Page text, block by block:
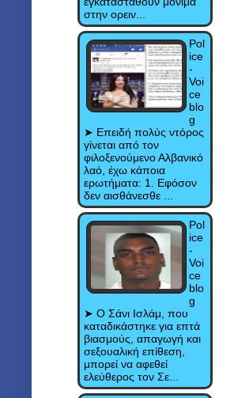
στην ορειν...
Pol
ice
-
Voi
ce
blo
g
➤ Επειδή πολύς ντόρος
γίνεται από τον
φιλοξενούμενο Αλβανικό
λαό, έχω κάποια
ερωτήματα: 1. Εφόσον
δεν αισθάνεσθε ...
Pol
ice
-
Voi
ce
blo
g
➤ Ο Σάνι Ισλάμ, που
καταδικάστηκε για επτά
βιασμούς, απαγωγή και
σεξουαλική επίθεση,
μπορεί να αφεθεί
ελεύθερος τον Σε...